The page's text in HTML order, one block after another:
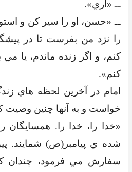
ــ «آري».
ــ «حسن، او را سير کن و
را نزد من بفرست تا در
کنم، و اگر زنده ماندم، يا
کنم».
امام در آخرين لحظه هاي
خواست و به آنها چنين وصيت
«خدا را، خدا را. همسايگان
شده ي پيامبر(ص) شمايند.
سفارش مي فرمود، چندان